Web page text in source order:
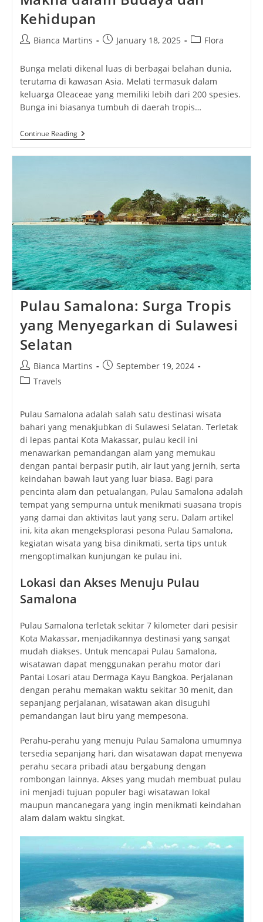
Kehidupan
PostBianca Martins
PostJanuary 18, 2025
PostFlora
Bunga melati dikenal luas di berbagai belahan dunia,
terutama di kawasan Asia. Melati termasuk dalam
keluarga Oleaceae yang memiliki lebih dari 200 spesies.
Bunga ini biasanya tumbuh di daerah tropis…
Continue ReadingBunga
Melati:
Kehidupan
Pulau Samalona: Surga Tropis
yang Menyegarkan di Sulawesi
Selatan
Post
author:
Bianca Martins
PostSeptember 19, 2024
PostTravels
Pulau Samalona adalah salah satu destinasi wisata
bahari yang menakjubkan di Sulawesi Selatan. Terletak
di lepas pantai Kota Makassar, pulau kecil ini
menawarkan pemandangan alam yang memukau
dengan pantai berpasir putih, air laut yang jernih, serta
keindahan bawah laut yang luar biasa. Bagi para
pencinta alam dan petualangan, Pulau Samalona adalah
tempat yang sempurna untuk menikmati suasana tropis
yang damai dan aktivitas laut yang seru. Dalam artikel
ini, kita akan mengeksplorasi pesona Pulau Samalona,
kegiatan wisata yang bisa dinikmati, serta tips untuk
mengoptimalkan kunjungan ke pulau ini.
Lokasi dan Akses Menuju Pulau
Samalona
Pulau Samalona terletak sekitar 7 kilometer dari pesisir
Kota Makassar, menjadikannya destinasi yang sangat
mudah diakses. Untuk mencapai Pulau Samalona,
wisatawan dapat menggunakan perahu motor dari
Pantai Losari atau Dermaga Kayu Bangkoa. Perjalanan
dengan perahu memakan waktu sekitar 30 menit, dan
sepanjang perjalanan, wisatawan akan disuguhi
pemandangan laut biru yang mempesona.
Perahu-perahu yang menuju Pulau Samalona umumnya
tersedia sepanjang hari, dan wisatawan dapat menyewa
perahu secara pribadi atau bergabung dengan
rombongan lainnya. Akses yang mudah membuat pulau
ini menjadi tujuan populer bagi wisatawan lokal
maupun mancanegara yang ingin menikmati keindahan
alam dalam waktu singkat.